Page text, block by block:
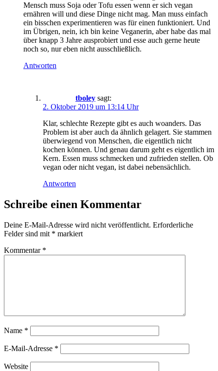
Mensch muss Soja oder Tofu essen wenn er sich vegan
ernähren will und diese Dinge nicht mag. Man muss einfach
ein bisschen experimentieren was für einen funktioniert. Und
im Übrigen, nein, ich bin keine Veganerin, aber habe das mal
über knapp 3 Jahre ausprobiert und esse auch gerne heute
noch so, nur eben nicht ausschließlich.
Antworten
tboley sagt:
2. Oktober 2019 um 13:14 Uhr
Klar, schlechte Rezepte gibt es auch woanders. Das
Problem ist aber auch da ähnlich gelagert. Sie stammen
überwiegend von Menschen, die eigentlich nicht
kochen können. Und genau darum geht es eigentlich im
Kern. Essen muss schmecken und zufrieden stellen. Ob
vegan oder nicht vegan, ist dabei nebensächlich.
Antworten
Schreibe einen Kommentar
Deine E-Mail-Adresse wird nicht veröffentlicht. Erforderliche
Felder sind mit * markiert
Kommentar *
Name *
E-Mail-Adresse *
Website